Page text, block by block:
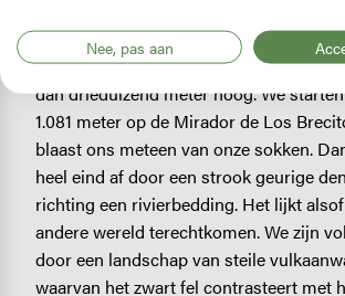
door verschillende
jaar geleden was dit nog een actieve
dan drieduizend meter hoog. We
1.081 meter op de Mirador de Los
blaast ons meteen van onze sokken.
heel eind af door een strook geurige
richting een rivierbedding. Het lijkt
andere wereld terechtkomen. We zijn
door een landschap van steile
waarvan het zwart fel contrasteert met
Nee, pas aan